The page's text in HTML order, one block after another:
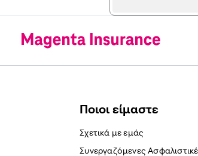
Ποιοι είμαστε
Σχετικά με εμάς
Συνεργαζόμενες